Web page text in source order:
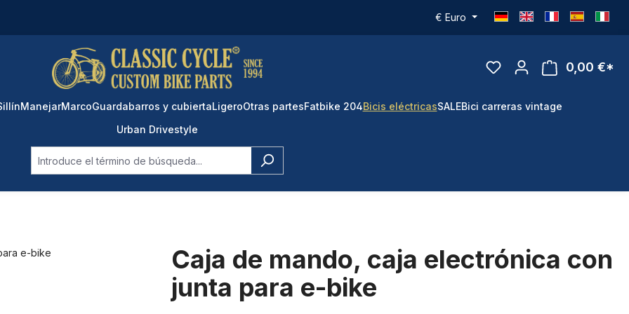
€ Euro
0,00 €*
ManejarMarcoGuardabarros y cubiertaLigeroOtras partesFatbike 204Bicis eléctricasSALEBici carreras vintage
Urban Drivestyle
Caja de mando, caja electrónica con
junta para e-bike